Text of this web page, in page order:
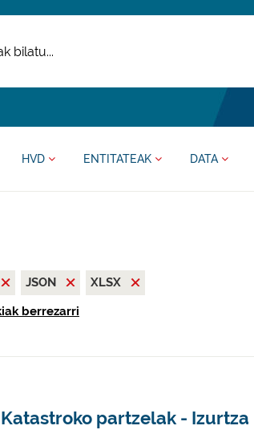
HVD ENTITATEAK DATA
JSON
XLSX
berrezarri
Katastroko partzelak - Izurtza